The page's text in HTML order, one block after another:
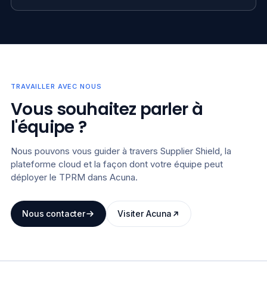
TRAVAILLER AVEC NOUS
Vous souhaitez parler à
l'équipe ?
Nous pouvons vous guider à travers Supplier Shield, la
plateforme cloud et la façon dont votre équipe peut
déployer le TPRM dans Acuna.
Nous contacter Visiter Acuna